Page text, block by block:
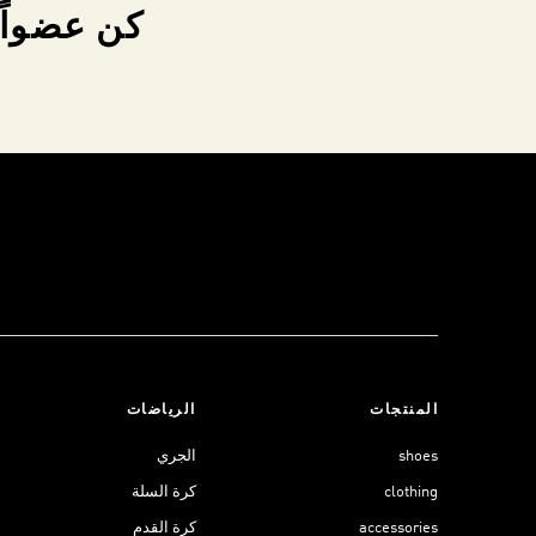
كن عضواً
المنتجات
shoes
clothing
accessories
الرياضات
الجري
كرة السلة
كرة القدم